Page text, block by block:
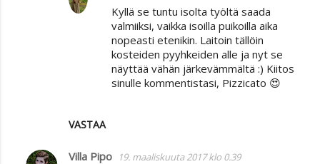
VASTAA
Kyllä se tuntu isolta työltä saada
valmiiksi, vaikka isoilla puikoilla aika
nopeasti etenikin. Laitoin tällöin
kosteiden pyyhkeiden alle ja nyt se
näyttää vähän järkevämmältä :) Kiitos
sinulle kommentistasi, Pizzicato 😍
Villa Pipo 19. maaliskuuta 2017 klo 0.39